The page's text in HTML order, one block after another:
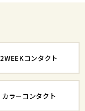
2WEEKコンタクト
カラーコンタクト